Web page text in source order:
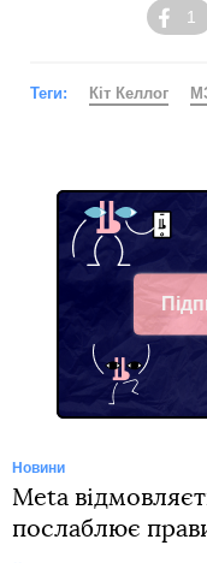
1
Теги: Кіт Келлог
Новини
Meta
послаблює